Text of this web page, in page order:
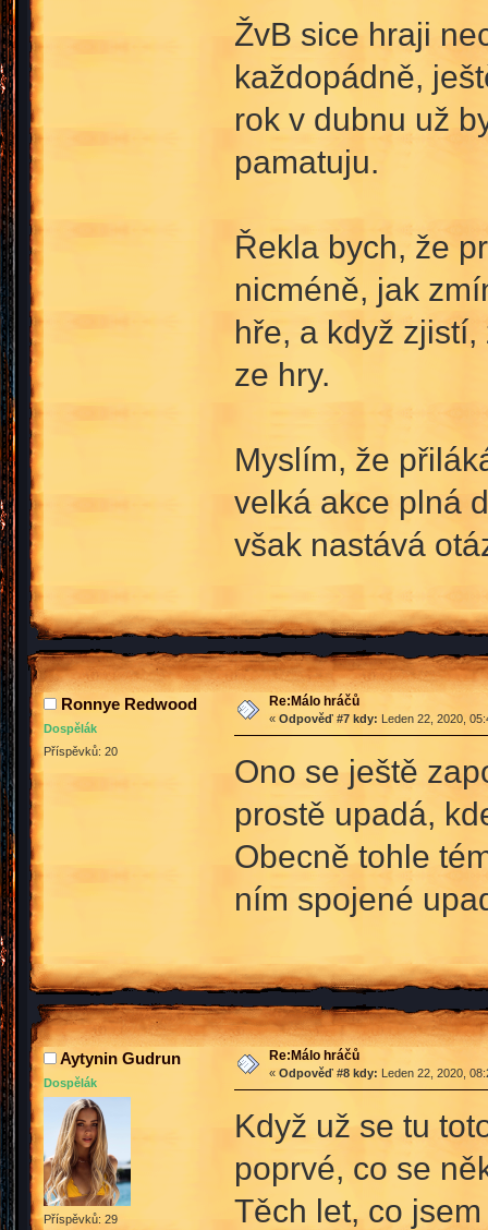
ŽvB sice hraji
každopádně,
rok v dubnu už
pamatuju.
Řekla bych, že
nicméně, jak
hře, a když
ze hry.
Myslím, že
velká akce plná
však nastává
Ronnye Redwood
Dospělák
Příspěvků: 20
Re:Málo hráčů
« Odpověď #7 kdy: Leden 22, 2020,
Ono se ještě
prostě upadá,
Obecně tohle
ním spojené
Aytynin Gudrun
Dospělák
Příspěvků: 29
Re:Málo hráčů
« Odpověď #8 kdy: Leden 22, 2020,
Když už se tu
poprvé, co se
Těch let, co